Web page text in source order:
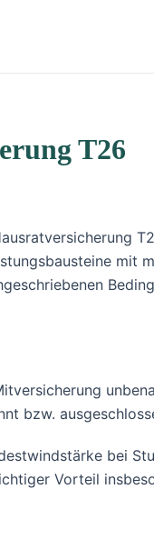
T26
mit
bzw.
bei
Vorteil